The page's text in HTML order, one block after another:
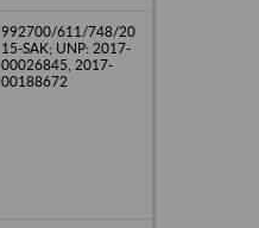
992700/611/748/20
15-SAK; UNP: 2017-
00026845, 2017-
00188672